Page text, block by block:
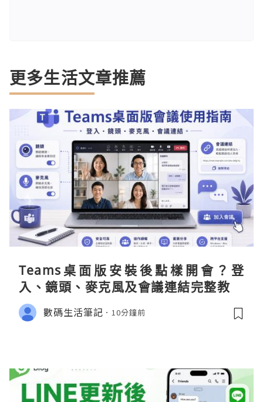
更多生活文章推薦
Teams桌面版安裝後點樣開會？登
入、鏡頭、麥克風及會議連結完整教學
數碼生活筆記 10分鐘前